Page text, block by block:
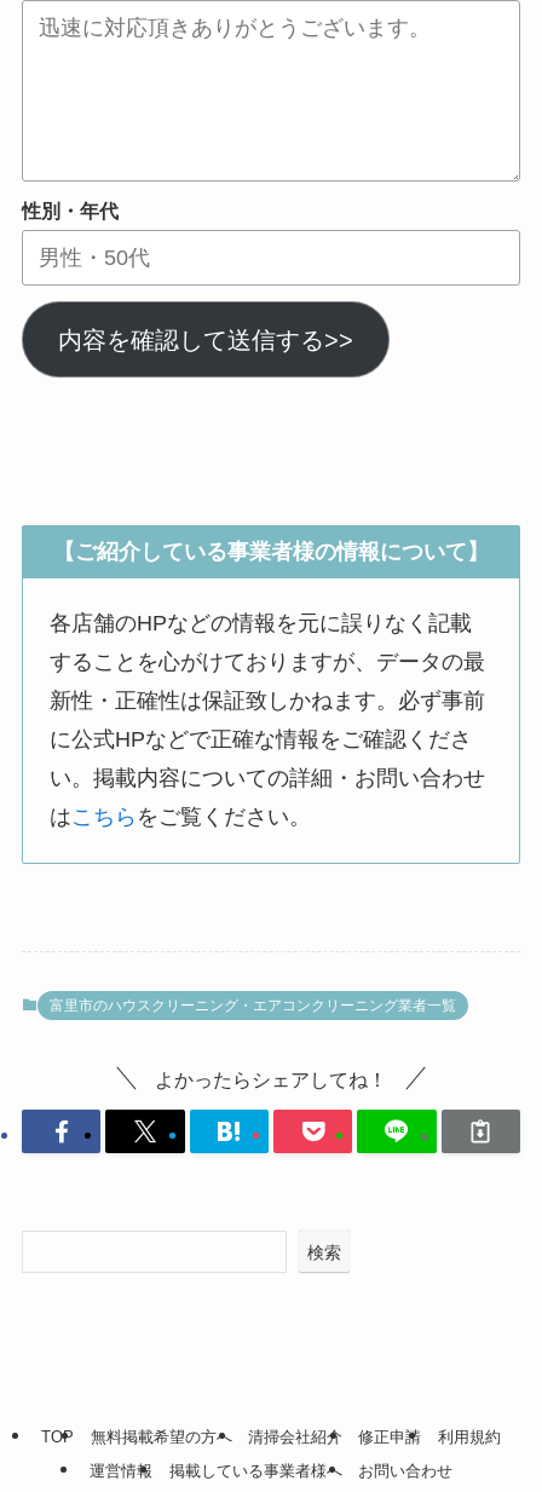
性別・年代
内容を確認して送信する>>
【ご紹介している事業者様の情報について】
各店舗のHPなどの情報を元に誤りなく記載
することを心がけておりますが、データの最
新性・正確性は保証致しかねます。必ず事前
に公式HPなどで正確な情報をご確認くださ
い。掲載内容についての詳細・お問い合わせ
はこちら をご覧ください。
富里市のハウスクリーニング・エアコンクリーニング業者一覧
よかったらシェアしてね！
検索
TOP 無料掲載希望の方へ 清掃会社紹介 修正申請
利用規約
運営情報
掲載している事業者様へ お問い合わせ